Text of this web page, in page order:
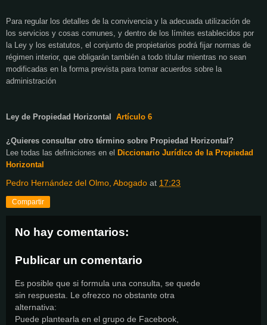
Para regular los detalles de la convivencia y la adecuada utilización de
los servicios y cosas comunes, y dentro de los límites establecidos por
la Ley y los estatutos, el conjunto de propietarios podrá fijar normas de
régimen interior, que obligarán también a todo titular mientras no sean
modificadas en la forma prevista para tomar acuerdos sobre la
administración
Ley de Propiedad Horizontal Artículo 6
¿Quieres consultar otro término sobre Propiedad Horizontal?
Lee todas las definiciones en el Diccionario Jurídico de la Propiedad
Horizontal
Pedro Hernández del Olmo, Abogado at 17:23
Compartir
No hay comentarios:
Publicar un comentario
Es posible que si formula una consulta, se quede
sin respuesta. Le ofrezco no obstante otra
alternativa:
Puede plantearla en el grupo de Facebook,